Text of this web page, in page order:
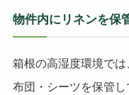
物件内にリネンを保
箱根の高湿度環境で
布団・シーツを保管し